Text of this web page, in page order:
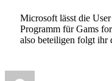
Microsoft lässt die
Programm für Gams
also beteiligen folgt ihr